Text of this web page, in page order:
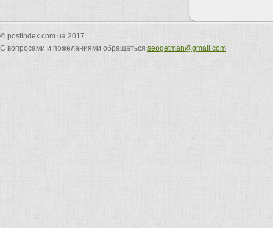
© postindex.com.ua 2017
С вопросами и пожеланиями обращаться seogetman@gmail.com